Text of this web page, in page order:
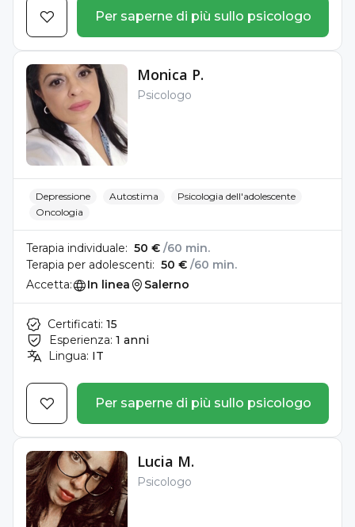
Per saperne di più sullo psicologo
Monica P.
Psicologo
Depressione Autostima
Psicologia dell'adolescente
Oncologia
Terapia individuale: 50 € /60 min.
Terapia per adolescenti: 50 € /60 min.
Accetta:
In linea Salerno
Certificati: 15
Esperienza: 1 anni
Lingua: IT
Per saperne di più sullo psicologo
Lucia M.
Psicologo